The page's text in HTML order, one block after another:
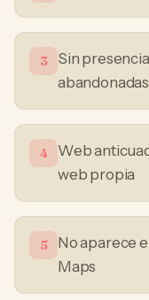
3
Sin
abandonadas
4
Web
web propia
5
No aparece
Maps